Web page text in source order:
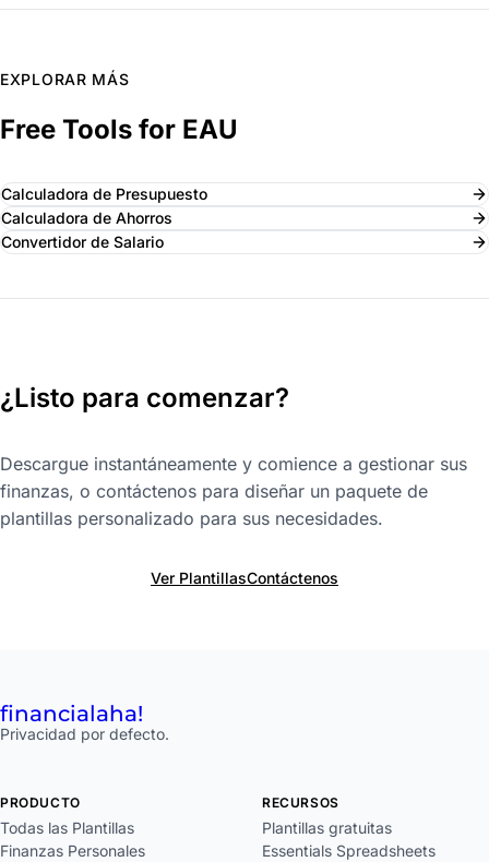
EXPLORAR MÁS
Free Tools for EAU
Calculadora de Presupuesto
Calculadora de Ahorros
Convertidor de Salario
¿Listo para comenzar?
Descargue instantáneamente y comience a gestionar sus
finanzas, o contáctenos para diseñar un paquete de
plantillas personalizado para sus necesidades.
Ver PlantillasContáctenos
financialaha!
Privacidad por defecto.
PRODUCTO
Todas las Plantillas
Finanzas Personales
RECURSOS
Plantillas gratuitas
Essentials Spreadsheets